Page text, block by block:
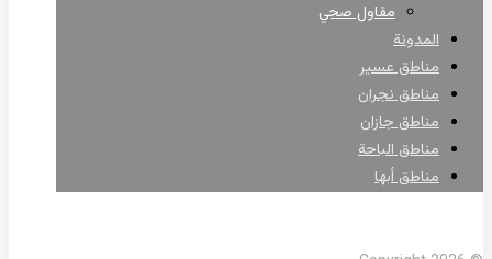
مقاول صحي
المدونة
مناطق عسير
مناطق نجران
مناطق جازان
مناطق الباحة
مناطق أبها